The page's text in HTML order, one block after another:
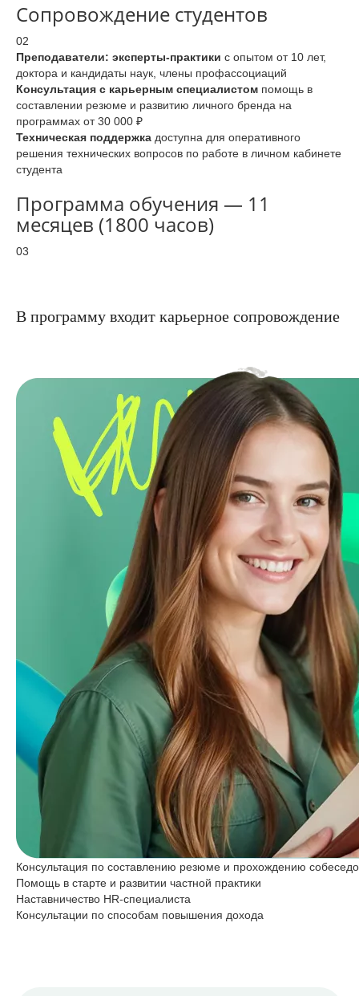
Сопровождение студентов
02
Преподаватели: эксперты-практики с опытом от 10 лет,
доктора и кандидаты наук, члены профассоциаций
Консультация с карьерным специалистом помощь в
составлении резюме и развитию личного бренда на
программах от 30 000 ₽
Техническая поддержка доступна для оперативного
решения технических вопросов по работе в личном кабинете
студента
Программа обучения — 11
месяцев (1800 часов)
03
В программу входит карьерное сопровождение
Консультация по составлению резюме и прохождению
Помощь в старте и развитии частной практики
Наставничество HR-специалиста
Консультации по способам повышения дохода